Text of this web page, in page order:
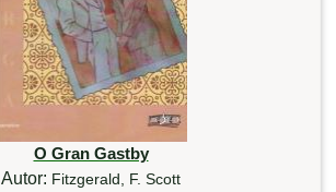
O Gran Gastby
Autor: Fitzgerald, F. Scott